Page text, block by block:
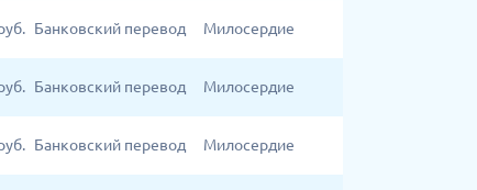
Банковский перевод Милосердие
Банковский перевод Милосердие
Банковский перевод Милосердие